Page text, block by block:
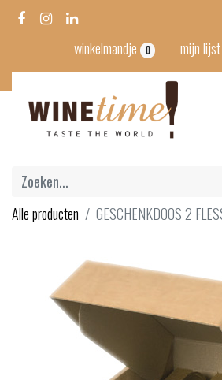
winkelmandje 0 mijn lijst
Alle producten GESCHENKDOOS 2